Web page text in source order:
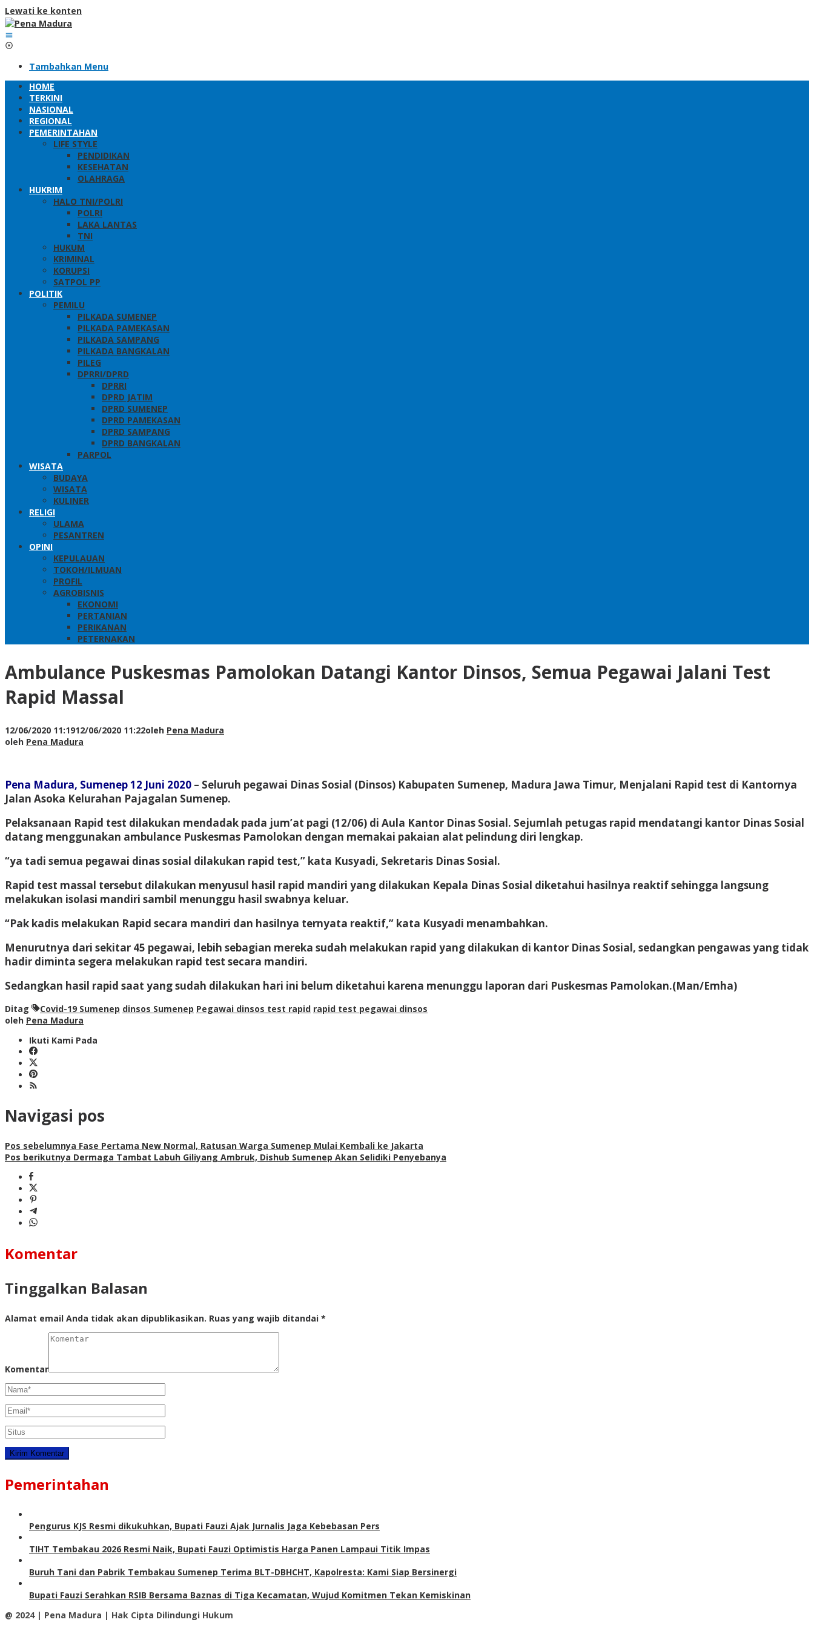
Lewati ke konten
Tambahkan Menu
HOME
TERKINI
NASIONAL
REGIONAL
PEMERINTAHAN
LIFE STYLE
PENDIDIKAN
KESEHATAN
OLAHRAGA
HUKRIM
HALO TNI/POLRI
POLRI
LAKA LANTAS
TNI
HUKUM
KRIMINAL
KORUPSI
SATPOL PP
POLITIK
PEMILU
PILKADA SUMENEP
PILKADA PAMEKASAN
PILKADA SAMPANG
PILKADA BANGKALAN
PILEG
DPRRI/DPRD
DPRRI
DPRD JATIM
DPRD SUMENEP
DPRD PAMEKASAN
DPRD SAMPANG
DPRD BANGKALAN
PARPOL
WISATA
BUDAYA
WISATA
KULINER
RELIGI
ULAMA
PESANTREN
OPINI
KEPULAUAN
TOKOH/ILMUAN
PROFIL
AGROBISNIS
EKONOMI
PERTANIAN
PERIKANAN
PETERNAKAN
Ambulance Puskesmas Pamolokan Datangi Kantor Dinsos, Semua Pegawai Jalani Test
Rapid Massal
12/06/2020 11:1912/06/2020 11:22oleh Pena Madura
oleh Pena Madura
Pena Madura, Sumenep 12 Juni 2020 – Seluruh pegawai Dinas Sosial (Dinsos) Kabupaten Sumenep, Madura Jawa Timur, Menjalani Rapid test di Kantornya
Jalan Asoka Kelurahan Pajagalan Sumenep.
Pelaksanaan Rapid test dilakukan mendadak pada jum’at pagi (12/06) di Aula Kantor Dinas Sosial. Sejumlah petugas rapid mendatangi kantor Dinas Sosial
datang menggunakan ambulance Puskesmas Pamolokan dengan memakai pakaian alat pelindung diri lengkap.
“ya tadi semua pegawai dinas sosial dilakukan rapid test,” kata Kusyadi, Sekretaris Dinas Sosial.
Rapid test massal tersebut dilakukan menyusul hasil rapid mandiri yang dilakukan Kepala Dinas Sosial diketahui hasilnya reaktif sehingga langsung
melakukan isolasi mandiri sambil menunggu hasil swabnya keluar.
“Pak kadis melakukan Rapid secara mandiri dan hasilnya ternyata reaktif,” kata Kusyadi menambahkan.
Menurutnya dari sekitar 45 pegawai, lebih sebagian mereka sudah melakukan rapid yang dilakukan di kantor Dinas Sosial, sedangkan pengawas yang tidak
hadir diminta segera melakukan rapid test secara mandiri.
Sedangkan hasil rapid saat yang sudah dilakukan hari ini belum diketahui karena menunggu laporan dari Puskesmas Pamolokan.(Man/Emha)
Ditag Covid-19 Sumenep dinsos Sumenep Pegawai dinsos test rapid rapid test pegawai dinsos
oleh Pena Madura
Ikuti Kami Pada
Navigasi pos
Pos sebelumnya Fase Pertama New Normal, Ratusan Warga Sumenep Mulai Kembali ke Jakarta
Pos berikutnya Dermaga Tambat Labuh Giliyang Ambruk, Dishub Sumenep Akan Selidiki Penyebanya
Komentar
Tinggalkan Balasan
Alamat email Anda tidak akan dipublikasikan. Ruas yang wajib ditandai *
Komentar
Pemerintahan
Pengurus KJS Resmi dikukuhkan, Bupati Fauzi Ajak Jurnalis Jaga Kebebasan Pers
TIHT Tembakau 2026 Resmi Naik, Bupati Fauzi Optimistis Harga Panen Lampaui Titik Impas
Buruh Tani dan Pabrik Tembakau Sumenep Terima BLT-DBHCHT, Kapolresta: Kami Siap Bersinergi
Bupati Fauzi Serahkan RSIB Bersama Baznas di Tiga Kecamatan, Wujud Komitmen Tekan Kemiskinan
@ 2024 | Pena Madura | Hak Cipta Dilindungi Hukum